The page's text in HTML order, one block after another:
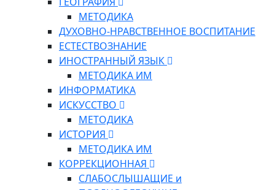
МЕТОДИКА
ДУХОВНО-НРАВСТВЕННОЕ ВОСПИТАНИЕ
ЕСТЕСТВОЗНАНИЕ
ИНОСТРАННЫЙ ЯЗЫК
МЕТОДИКА ИМ
ИНФОРМАТИКА
ИСКУССТВО
МЕТОДИКА
ИСТОРИЯ
МЕТОДИКА ИМ
КОРРЕКЦИОННАЯ
СЛАБОСЛЫШАЩИЕ и